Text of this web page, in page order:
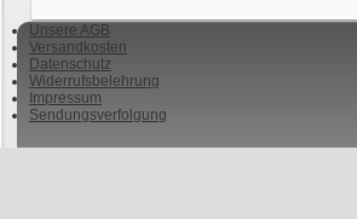
Unsere AGB
Versandkosten
Datenschutz
Widerrufsbelehrung
Impressum
Sendungsverfolgung